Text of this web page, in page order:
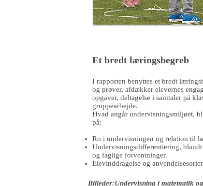
Et bredt læringsbegreb
I rapporten benyttes et bredt
og prøver, afdækker elevernes
opgaver, deltagelse i samtaler på
gruppearbejde.
Hvad angår undervisningsmiljøet,
på:
Ro i undervisningen og relation til
Undervisningsdifferentiering,
og faglige forventninger.
Elevinddragelse og
Billeder:Undervisning i matematik